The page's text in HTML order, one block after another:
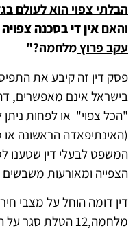
הבלתי צפוי הוא לעולם
והאם אין די בסכנה
עקב פרוץמלחמה?"
פסק דין זה קיבע את
בישראל אינם מאפשרים,
"הכל צפוי" או לפחות
(האינתיפאדה הראשונה
המשפט לבעלי דין שטענו
הצפייה ומאורעות
דין דומה הוחל על מצבי
מלחמה,12 הטלת